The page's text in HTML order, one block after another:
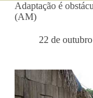
Adaptação é
(AM)
22 de